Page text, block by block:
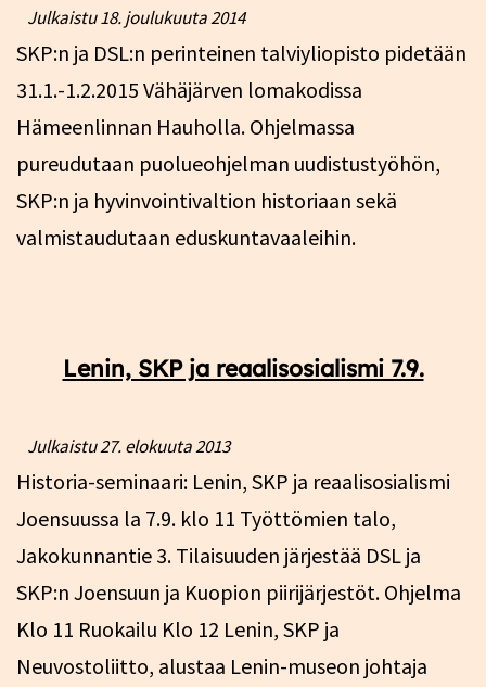
Julkaistu18. joulukuuta 2014
SKP:n ja DSL:n perinteinen talviyliopisto pidetään
31.1.-1.2.2015 Vähäjärven lomakodissa
Hämeenlinnan Hauholla. Ohjelmassa
pureudutaan puolueohjelman uudistustyöhön,
SKP:n ja hyvinvointivaltion historiaan sekä
valmistaudutaan eduskuntavaaleihin.
Lenin, SKP ja reaalisosialismi 7.9.
Julkaistu27. elokuuta 2013
Historia-seminaari: Lenin, SKP ja reaalisosialismi
Joensuussa la 7.9. klo 11 Työttömien talo,
Jakokunnantie 3. Tilaisuuden järjestää DSL ja
SKP:n Joensuun ja Kuopion piirijärjestöt. Ohjelma
Klo 11 Ruokailu Klo 12 Lenin, SKP ja
Neuvostoliitto, alustaa Lenin-museon johtaja